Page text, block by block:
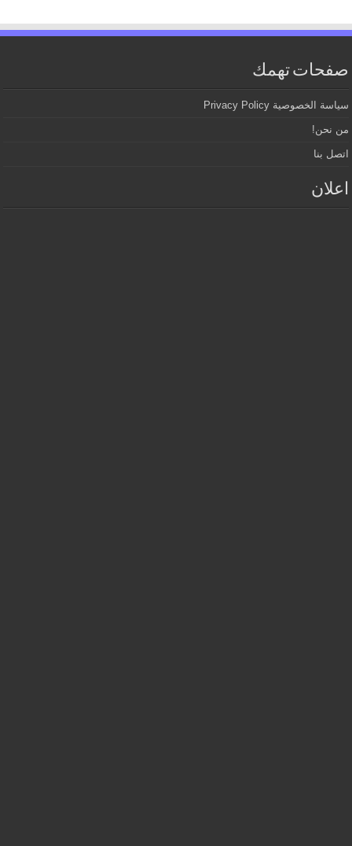
صفحات تهمك
سياسة الخصوصية Privacy Policy
من نحن!
اتصل بنا
اعلان